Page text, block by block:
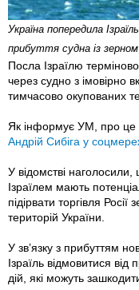
Україна попередила
прибуття судна із
Посла Ізраїлю
через судно з імовірно
тимчасово окупованих
Як інформує УМ, про це
Андрій Сибіга у
У відомстві
Ізраїлем мають
підірвати торгівля
територій України.
У зв’язку з прибуттям
Ізраїль відмовитися
дій, які можуть